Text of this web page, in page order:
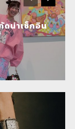
ดน่าเช็กอิน